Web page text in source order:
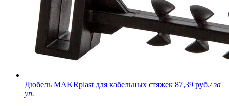
Дюбель MAKRplast для кабельных стяжек 87,39 руб./ за
уп.